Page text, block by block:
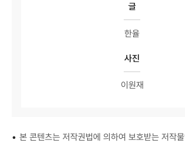
글
한율
사진
이원재
• 본 콘텐츠는 저작권법에 의하여 보호받는 저작